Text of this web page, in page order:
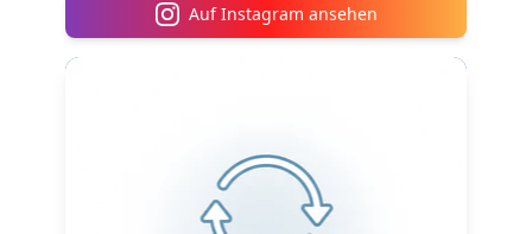
Auf Instagram ansehen